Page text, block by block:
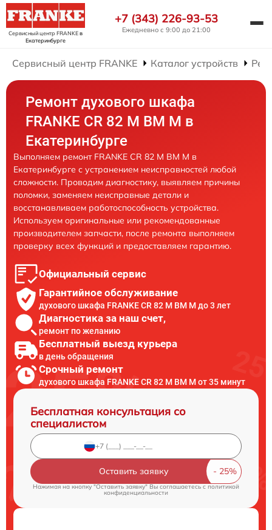
Сервисный центр FRANKEв
Екатеринбурге
+7 (343) 226-93-53
Ежедневно с 9:00 до 21:00
Сервисный центр FRANKE Каталог устройств
Ремонт духового шкафа
FRANKE CR 82 M BM M в
Екатеринбурге
Выполняем ремонт FRANKE CR 82 M BM M в
Екатеринбурге с устранением неисправностей любой
сложности. Проводим диагностику, выявляем причины
поломки, заменяем неисправные детали и
восстанавливаем работоспособность устройства.
Используем оригинальные или рекомендованные
производителем запчасти, после ремонта выполняем
проверку всех функций и предоставляем гарантию.
Официальный сервис
Гарантийное обслуживание
духового шкафа FRANKE CR 82 M BM M до 3 лет
Диагностика за наш счет,
ремонт по желанию
Бесплатный выезд курьера
в день обращения
Срочный ремонт
духового шкафа FRANKE CR 82 M BM M от 35 минут
Бесплатная консультация со
специалистом
Оставить заявку
Нажимая на кнопку "Оставить заявку" Вы соглашаетесь cполитикой
конфиденциальности